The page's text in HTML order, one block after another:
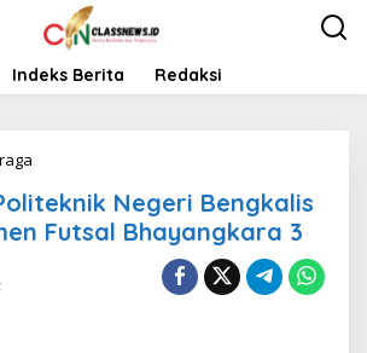
Indeks Berita Redaksi
m
F
u
Negeri Bengkalis
Futsal Bhayangkara 3